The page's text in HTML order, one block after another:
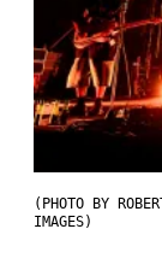
(PHOTO BY
IMAGES)